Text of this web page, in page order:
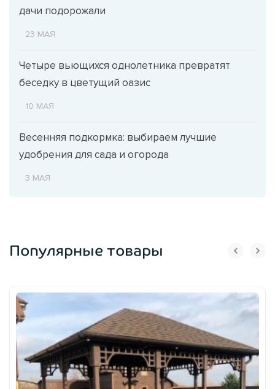
дачи подорожали
23 МАЯ
Четыре вьющихся однолетника превратят
беседку в цветущий оазис
10 МАЯ
Весенняя подкормка: выбираем лучшие
удобрения для сада и огорода
3 МАЯ
Популярные товары